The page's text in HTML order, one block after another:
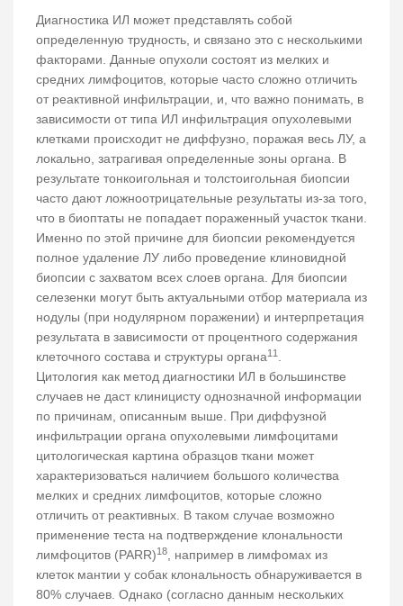
Диагностика ИЛ может представлять собой
определенную трудность, и связано это с несколькими
факторами. Данные опухоли состоят из мелких и
средних лимфоцитов, которые часто сложно отличить
от реактивной инфильтрации, и, что важно понимать, в
зависимости от типа ИЛ инфильтрация опухолевыми
клетками происходит не диффузно, поражая весь ЛУ, а
локально, затрагивая определенные зоны органа. В
результате тонкоигольная и толстоигольная биопсии
часто дают ложноотрицательные результаты из-за того,
что в биоптаты не попадает пораженный участок ткани.
Именно по этой причине для биопсии рекомендуется
полное удаление ЛУ либо проведение клиновидной
биопсии с захватом всех слоев органа. Для биопсии
селезенки могут быть актуальными отбор материала из
нодулы (при нодулярном поражении) и интерпретация
результата в зависимости от процентного содержания
клеточного состава и структуры органа11
Цитология как метод диагностики ИЛ в большинстве
случаев не даст клиницисту однозначной информации
по причинам, описанным выше. При диффузной
инфильтрации органа опухолевыми лимфоцитами
цитологическая картина образцов ткани может
характеризоваться наличием большого количества
мелких и средних лимфоцитов, которые сложно
отличить от реактивных. В таком случае возможно
применение теста на подтверждение клональности
лимфоцитов (PARR)18
, например в лимфомах из
клеток мантии у собак клональность обнаруживается в
80% случаев. Однако (согласно данным нескольких